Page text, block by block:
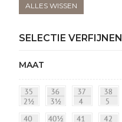
ALLES WISSEN
SELECTIE VERFIJNEN
MAAT